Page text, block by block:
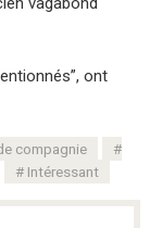
ont
compagnie
Intéressant